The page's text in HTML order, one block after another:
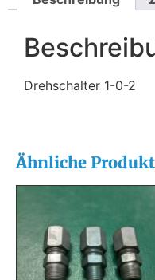
Drehschalter 1-0-2
Ähnliche